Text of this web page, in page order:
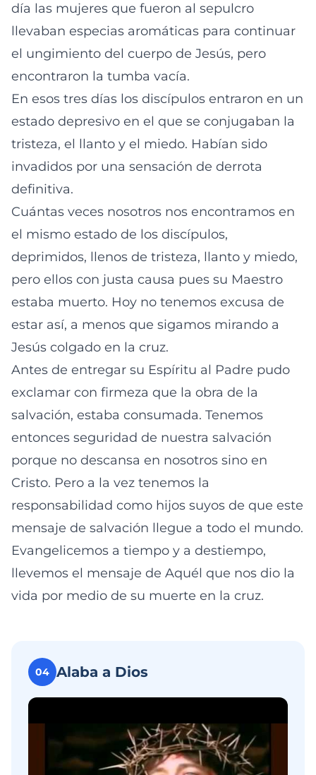
día las mujeres que fueron al sepulcro
llevaban especias aromáticas para continuar
el ungimiento del cuerpo de Jesús, pero
encontraron la tumba vacía.
En esos tres días los discípulos entraron en un
estado depresivo en el que se conjugaban la
tristeza, el llanto y el miedo. Habían sido
invadidos por una sensación de derrota
definitiva.
Cuántas veces nosotros nos encontramos en
el mismo estado de los discípulos,
deprimidos, llenos de tristeza, llanto y miedo,
pero ellos con justa causa pues su Maestro
estaba muerto. Hoy no tenemos excusa de
estar así, a menos que sigamos mirando a
Jesús colgado en la cruz.
Antes de entregar su Espíritu al Padre pudo
exclamar con firmeza que la obra de la
salvación, estaba consumada. Tenemos
entonces seguridad de nuestra salvación
porque no descansa en nosotros sino en
Cristo. Pero a la vez tenemos la
responsabilidad como hijos suyos de que este
mensaje de salvación llegue a todo el mundo.
Evangelicemos a tiempo y a destiempo,
llevemos el mensaje de Aquél que nos dio la
vida por medio de su muerte en la cruz.
04 Alaba a Dios